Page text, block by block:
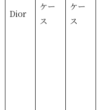
Dior
ケー
ス
ケー
ス